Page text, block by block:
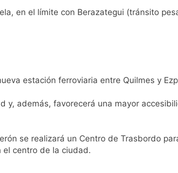
Central de Vicente López
en el límite con Berazategui (tránsito
estación ferroviaria entre Quilmes y
además, favorecerá una mayor
se realizará un Centro de Trasbordo
centro de la ciudad.